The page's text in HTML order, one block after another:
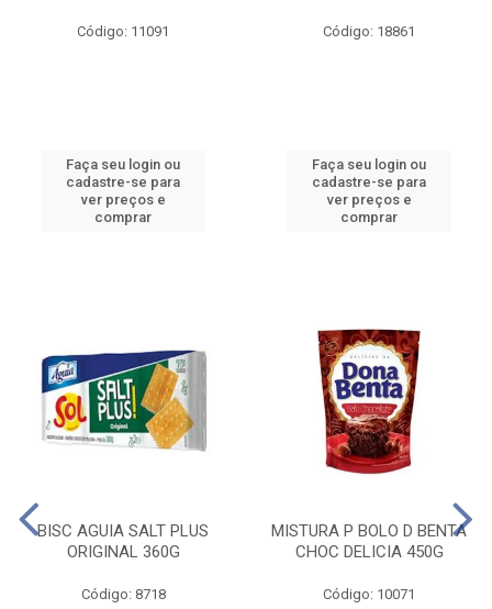
Código: 11091
Faça seu login ou
cadastre-se para
ver preços e
comprar
Código: 18861
Faça seu login ou
cadastre-se para
ver preços e
comprar
BISC AGUIA SALT PLUS
ORIGINAL 360G
Código: 8718
MISTURA P BOLO D BENTA
CHOC DELICIA 450G
Código: 10071